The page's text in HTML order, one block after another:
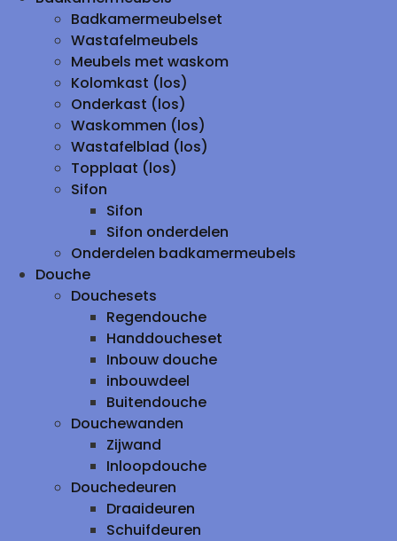
Badkamermeubelset
Wastafelmeubels
Meubels met waskom
Kolomkast (los)
Onderkast (los)
Waskommen (los)
Wastafelblad (los)
Topplaat (los)
Sifon
Sifon
Sifon onderdelen
Onderdelen badkamermeubels
Douche
Douchesets
Regendouche
Handdoucheset
Inbouw douche
inbouwdeel
Buitendouche
Douchewanden
Zijwand
Inloopdouche
Douchedeuren
Draaideuren
Schuifdeuren